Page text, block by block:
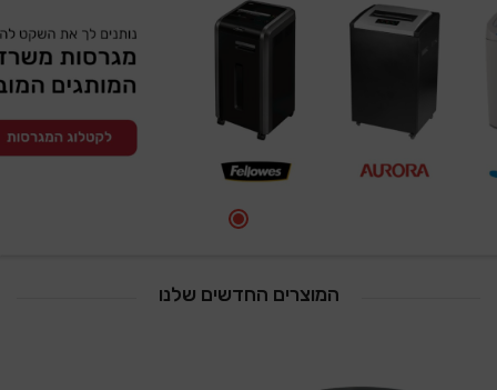
המוצרים החדשים שלנו